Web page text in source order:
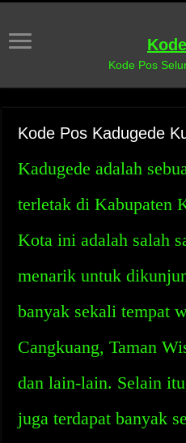
Kode Pos
Kode Pos Kadugede
Kadugede adalah
terletak di Kabupaten
Kota ini adalah salah
menarik untuk
banyak sekali tempat
Cangkuang, Taman
dan lain-lain. Selain
juga terdapat banyak